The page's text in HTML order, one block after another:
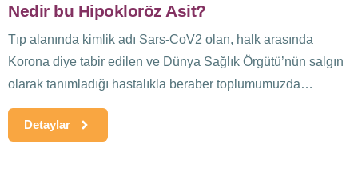
Nedir bu Hipokloröz Asit?
Tıp alanında kimlik adı Sars-CoV2 olan, halk arasında
Korona diye tabir edilen ve Dünya Sağlık Örgütü’nün salgın
olarak tanımladığı hastalıkla beraber toplumumuzda
dezenfeksiyon maddelerine karşı...
Detaylar